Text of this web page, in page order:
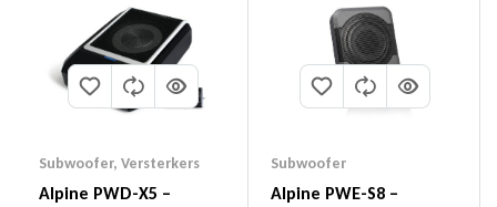
Subwoofer, Versterkers
Alpine PWD-X5 –
Subwoofer
Alpine PWE-S8 –